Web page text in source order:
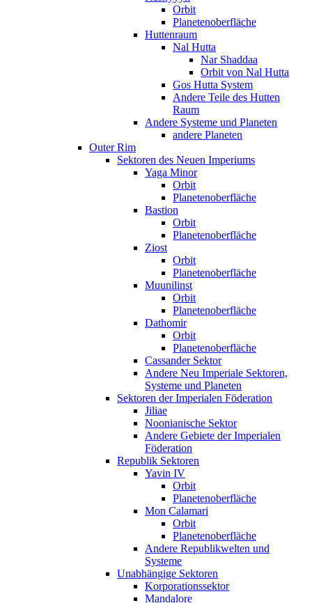
Orbit
Planetenoberfläche
Huttenraum
Nal Hutta
Nar Shaddaa
Orbit von Nal Hutta
Gos Hutta System
Andere Teile des Hutten
Raum
Andere Systeme und Planeten
andere Planeten
Outer Rim
Sektoren des Neuen Imperiums
Yaga Minor
Orbit
Planetenoberfläche
Bastion
Orbit
Planetenoberfläche
Ziost
Orbit
Planetenoberfläche
Muunilinst
Orbit
Planetenoberfläche
Dathomir
Orbit
Planetenoberfläche
Cassander Sektor
Andere Neu Imperiale Sektoren,
Systeme und Planeten
Sektoren der Imperialen Föderation
Jiliae
Noonianische Sektor
Andere Gebiete der Imperialen
Föderation
Republik Sektoren
Yavin IV
Orbit
Planetenoberfläche
Mon Calamari
Orbit
Planetenoberfläche
Andere Republikwelten und
Systeme
Unabhängige Sektoren
Korporationssektor
Mandalore